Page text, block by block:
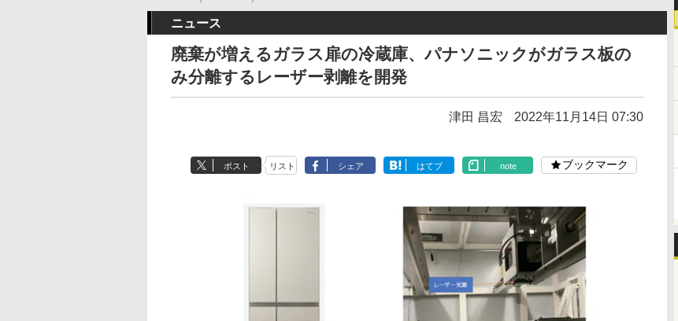
ニュース
廃棄が増えるガラス扉の冷蔵庫、パナソニックがガラス板の
み分離するレーザー剥離を開発
津田 昌宏 2022年11月14日 07:30
ポスト リスト シェア はてブ note ブックマーク